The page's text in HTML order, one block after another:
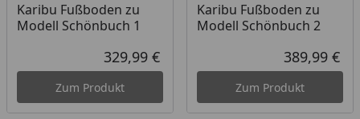
Karibu Fußboden zu
Modell Schönbuch 1
Aktueller Preis
329,99 €
Zum Produkt
Karibu Fußboden zu
Modell Schönbuch 2
389,99 €
Zum Produkt